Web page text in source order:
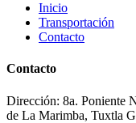
Inicio
Transportación
Contacto
Contacto
Dirección: 8a. Poniente
de La Marimba, Tuxtla